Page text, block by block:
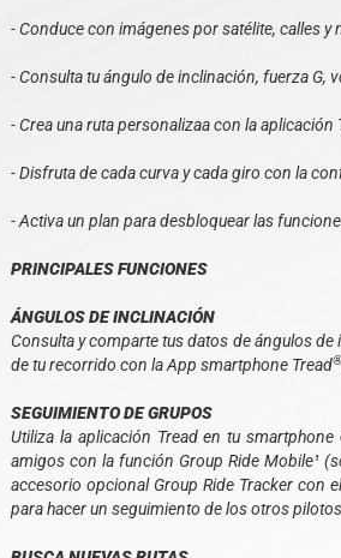
- Conduce con imágenes por satélite, calles
- Consulta tu ángulo de inclinación, fuerza G,
- Crea una ruta personalizaa con la aplicación
- Disfruta de cada curva y cada giro con la
- Activa un plan para desbloquear las
PRINCIPALES FUNCIONES
ÁNGULOS DE INCLINACIÓN
Consulta y comparte tus datos de ángulos
de tu recorrido con la App smartphone Tread®
SEGUIMIENTO DE GRUPOS
Utiliza la aplicación Tread en tu
amigos con la función Group Ride Mobile¹
accesorio opcional Group Ride Tracker con
para hacer un seguimiento de los otros